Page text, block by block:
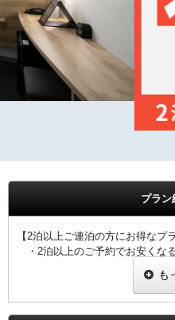
2泊
プラン
【2泊以上ご連泊の方にお得なプラ
・2泊以上のご予約でお安くな
・ゴミ箱、灰皿、タオル類交換
・４泊以上ご宿泊の場合、４泊
は、清掃に入らせていただき
も